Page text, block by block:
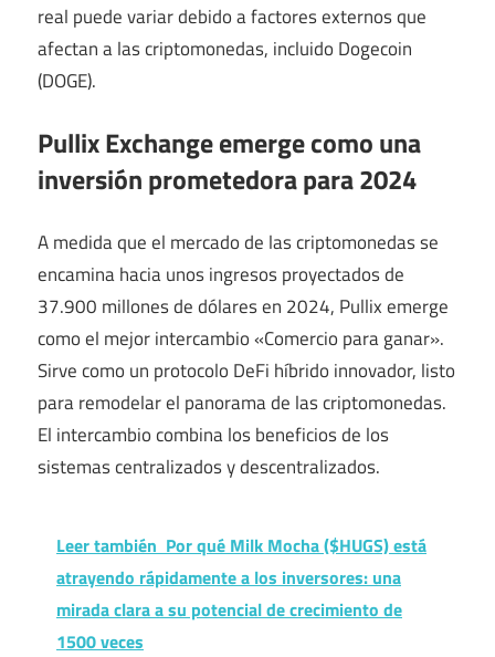
real puede variar debido a factores externos que
afectan a las criptomonedas, incluido Dogecoin
(DOGE).
Pullix Exchange emerge como una
inversión prometedora para 2024
A medida que el mercado de las criptomonedas se
encamina hacia unos ingresos proyectados de
37.900 millones de dólares en 2024, Pullix emerge
como el mejor intercambio «Comercio para ganar».
Sirve como un protocolo DeFi híbrido innovador, listo
para remodelar el panorama de las criptomonedas.
El intercambio combina los beneficios de los
sistemas centralizados y descentralizados.
Leer también Por qué Milk Mocha ($HUGS) está
atrayendo rápidamente a los inversores: una
mirada clara a su potencial de crecimiento de
1500 veces